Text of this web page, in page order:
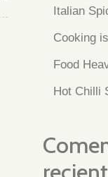
Italian
Cooking
Food
Hot Chilli